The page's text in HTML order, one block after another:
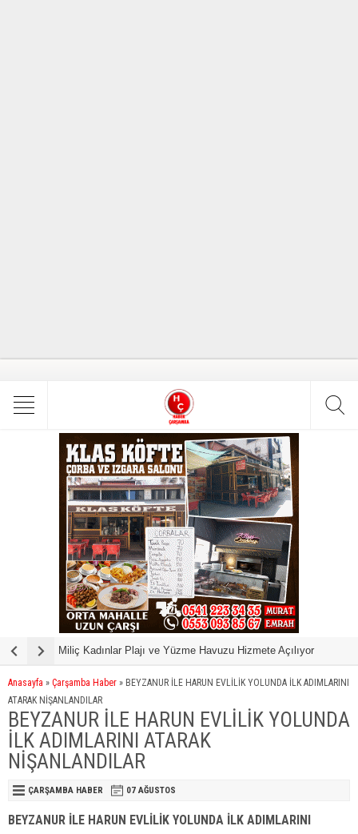
Miliç Kadınlar Plajı ve Yüzme Havuzu Hizmete Açılıyor
Anasayfa » Çarşamba Haber » BEYZANUR İLE HARUN EVLİLİK YOLUNDA İLK ADIMLARINI
ATARAK NİŞANLANDILAR
BEYZANUR İLE HARUN EVLİLİK YOLUNDA
İLK ADIMLARINI ATARAK
NİŞANLANDILAR
ÇARŞAMBA HABER 07 AĞUSTOS
BEYZANUR İLE HARUN EVLİLİK YOLUNDA İLK ADIMLARINI